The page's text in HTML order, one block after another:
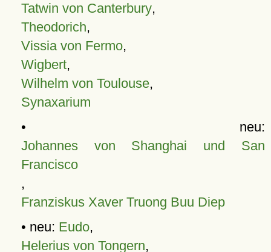
Tatwin von Canterbury,
Theodorich,
Vissia von Fermo,
Wigbert,
Wilhelm von Toulouse,
Synaxarium
• neu:
Johannes von Shanghai und San
Francisco
,
Franziskus Xaver Truong Buu Diep
• neu: Eudo,
Helerius von Tongern,